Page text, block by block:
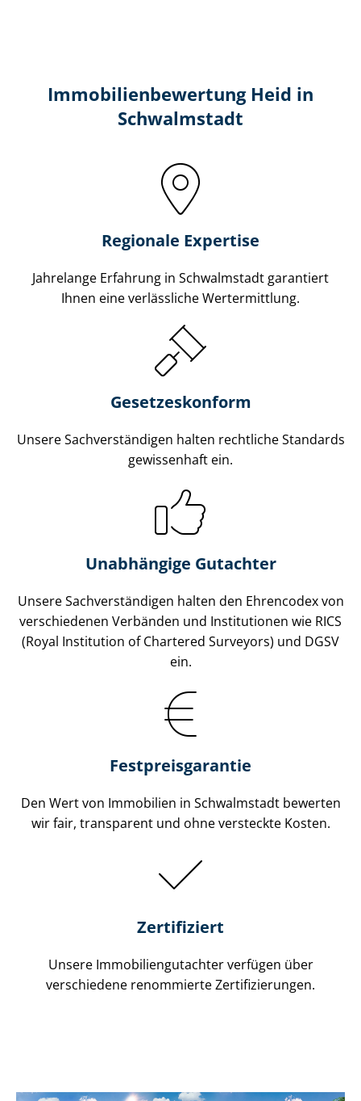
Immobilien­bewertung Heid in
Schwalmstadt
Regionale Expertise
Jahrelange Erfahrung in Schwalmstadt garantiert
Ihnen eine verlässliche Wertermittlung.
Gesetzes­konform
Unsere Sach­ver­stän­di­gen halten rechtliche Standards
gewissenhaft ein.
Unabhängige Gutachter
Unsere Sach­ver­stän­di­gen halten den Ehrencodex von
verschiedenen Verbänden und Institutionen wie RICS
(Royal Institution of Chartered Surveyors) und DGSV
ein.
Festpreis​garantie
Den Wert von Immobilien in Schwalmstadt bewerten
wir fair, transparent und ohne versteckte Kosten.
Zertifiziert
Unsere Immobilien­gutachter verfügen über
verschiedene renommierte Zer­ti­fi­zie­run­gen.